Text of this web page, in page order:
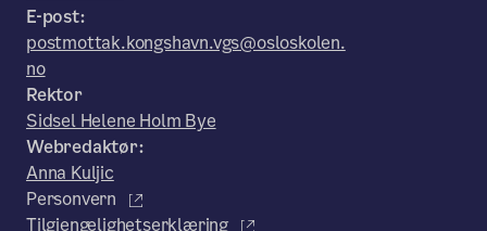
E-post:
postmottak.kongshavn.vgs@osloskolen.
no
Rektor
Sidsel Helene Holm Bye
Webredaktør:
Anna Kuljic
Personvern
Tilgjengelighetserklæring